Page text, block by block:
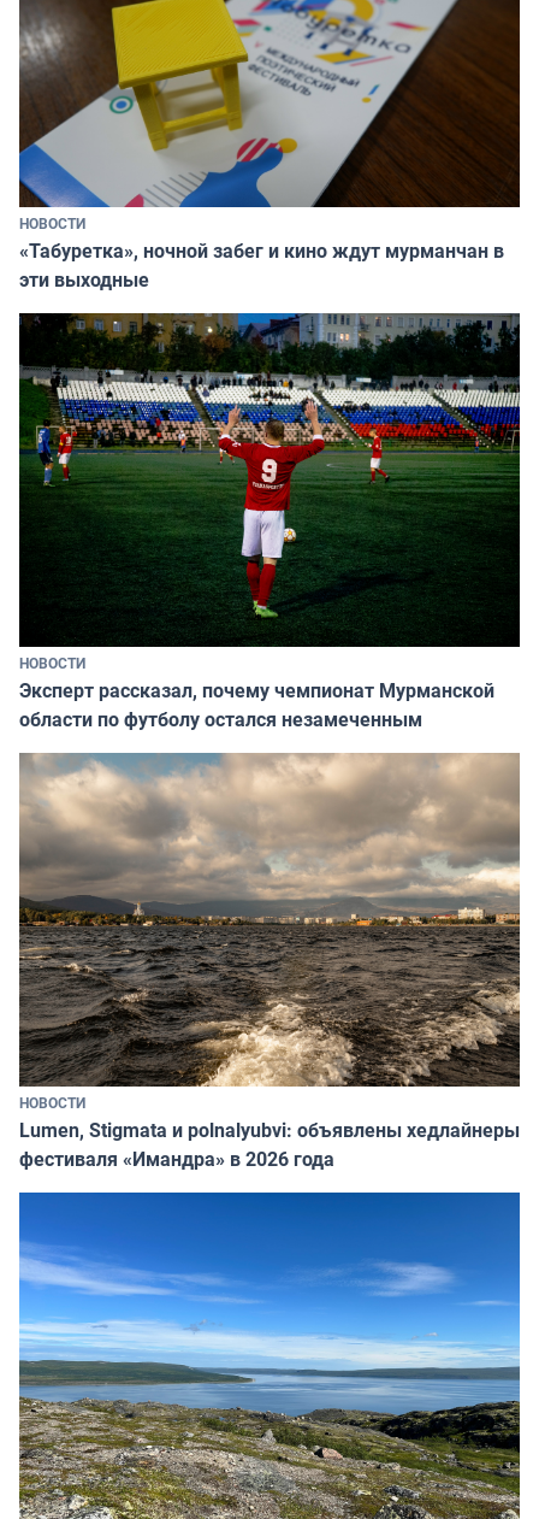
НОВОСТИ
«Табуретка», ночной забег и кино ждут мурманчан в
эти выходные
НОВОСТИ
Эксперт рассказал, почему чемпионат Мурманской
области по футболу остался незамеченным
НОВОСТИ
Lumen, Stigmata и polnalyubvi: объявлены хедлайнеры
фестиваля «Имандра» в 2026 года